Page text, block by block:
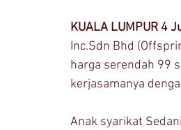
KUALA LUMPUR 4
Inc.Sdn Bhd
harga serendah 99
kerjasamanya
Anak syarikat